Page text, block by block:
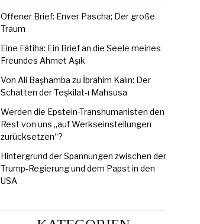
Offener Brief: Enver Pascha; Der große
Traum
Eine Fātiha: Ein Brief an die Seele meines
Freundes Ahmet Aşık
Von Ali Başhamba zu İbrahim Kalın: Der
Schatten der Teşkilat-ı Mahsusa
Werden die Epstein-Transhumanisten den
Rest von uns „auf Werkseinstellungen
zurücksetzen“?
Hintergrund der Spannungen zwischen der
Trump-Regierung und dem Papst in den
USA